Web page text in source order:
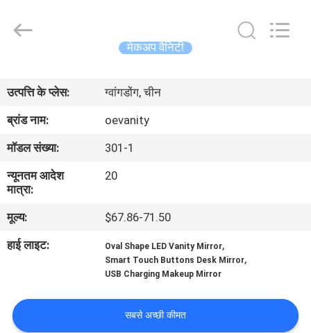
उत्पाद
वीआर
दिखाएँ
बारे
Furniture
मेकअप वैनिटी
उत्पत्ति के प्लेस:
ग्वांगडोंग, चीन
ब्रांड नाम:
oevanity
मॉडल संख्या:
301-1
न्यूनतम आदेश
मात्रा:
20
मूल्य:
$67.86-71.50
हाई लाइट:
Oval Shape LED Vanity Mirror,
Smart Touch Buttons Desk Mirror,
USB Charging Makeup Mirror
सबसे अच्छी कीमत